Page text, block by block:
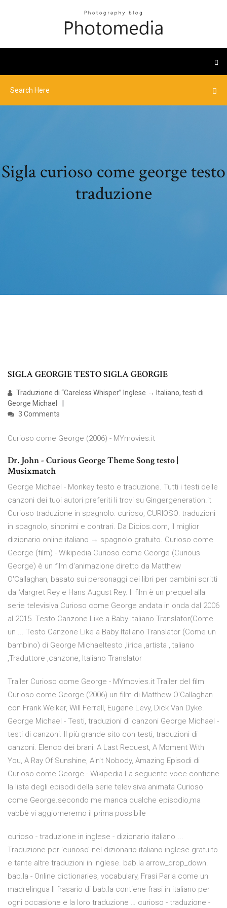
Sigla curioso come george testo
traduzione
SIGLA GEORGIE TESTO SIGLA GEORGIE
Traduzione di “Careless Whisper” Inglese → Italiano, testi di
George Michael
3 Comments
Curioso come George (2006) - MYmovies.it
Dr. John - Curious George Theme Song testo |
Musixmatch
George Michael - Monkey testo e traduzione. Tutti i testi delle
canzoni dei tuoi autori preferiti li trovi su Gingergeneration.it
Curioso traduzione in spagnolo: curioso, CURIOSO: traduzioni
in spagnolo, sinonimi e contrari. Da Dicios.com, il miglior
dizionario online italiano → spagnolo gratuito. Curioso come
George (film) - Wikipedia Curioso come George (Curious
George) è un film d'animazione diretto da Matthew
O'Callaghan, basato sui personaggi dei libri per bambini scritti
da Margret Rey e Hans August Rey. Il film è un prequel alla
serie televisiva Curioso come George andata in onda dal 2006
al 2015. Testo Canzone Like a Baby Italiano Translator(Come
un ... Testo Canzone Like a Baby Italiano Translator (Come un
bambino) di George Michaeltesto ,lirica ,artista ,Italiano
,Traduttore ,canzone, Italiano Translator
Trailer Curioso come George - MYmovies.it Trailer del film
Curioso come George (2006) un film di Matthew O'Callaghan
con Frank Welker, Will Ferrell, Eugene Levy, Dick Van Dyke.
George Michael - Testi, traduzioni di canzoni George Michael -
testi di canzoni. Il più grande sito con testi, traduzioni di
canzoni. Elenco dei brani: A Last Request, A Moment With
You, A Ray Of Sunshine, Ain't Nobody, Amazing Episodi di
Curioso come George - Wikipedia La seguente voce contiene
la lista degli episodi della serie televisiva animata Curioso
come George.secondo me manca qualche episodio,ma
vabbè vi aggiorneremo il prima possibile
curioso - traduzione in inglese - dizionario italiano ...
Traduzione per 'curioso' nel dizionario italiano-inglese gratuito
e tante altre traduzioni in inglese. bab.la arrow_drop_down.
bab.la - Online dictionaries, vocabulary, Frasi Parla come un
madrelingua Il frasario di bab.la contiene frasi in italiano per
ogni occasione e la loro traduzione … curioso - traduzione -